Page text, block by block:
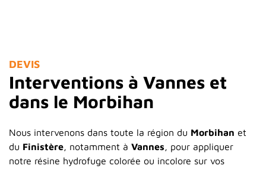
DEVIS
Interventions à Vannes et
dans le Morbihan
Nous intervenons dans toute la région du Morbihan et
du Finistère, notamment à Vannes, pour appliquer
notre résine hydrofuge colorée ou incolore sur vos